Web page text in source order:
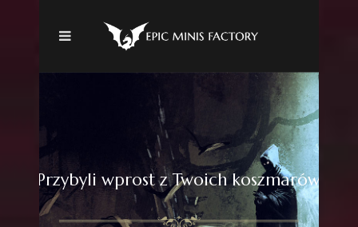
Przybyli wprost z Twoich koszmarów